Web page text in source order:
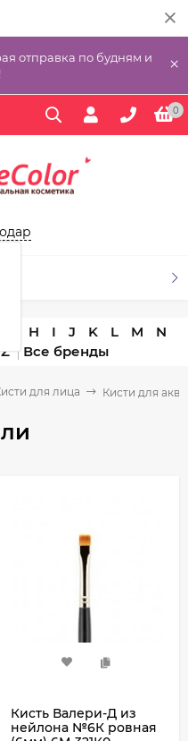
отправка по будням и
×
0
H I J K L M
N
Z
для лица Кисти для
Кисть Валери-Д из
нейлона №6К ровная